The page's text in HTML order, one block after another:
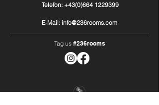
Telefon: +43(0)664 1229399
E-Mail: info@236rooms.com
Tag us #236rooms